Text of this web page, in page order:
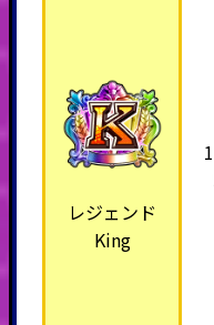
レジェンド
King